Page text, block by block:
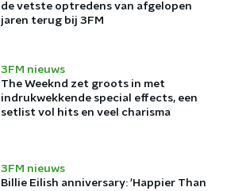
de vetste optredens van afgelopen
jaren terug bij 3FM
3FM nieuws
The Weeknd zet groots in met
indrukwekkende special effects, een
setlist vol hits en veel charisma
3FM nieuws
Billie Eilish anniversary: 'Happier Than